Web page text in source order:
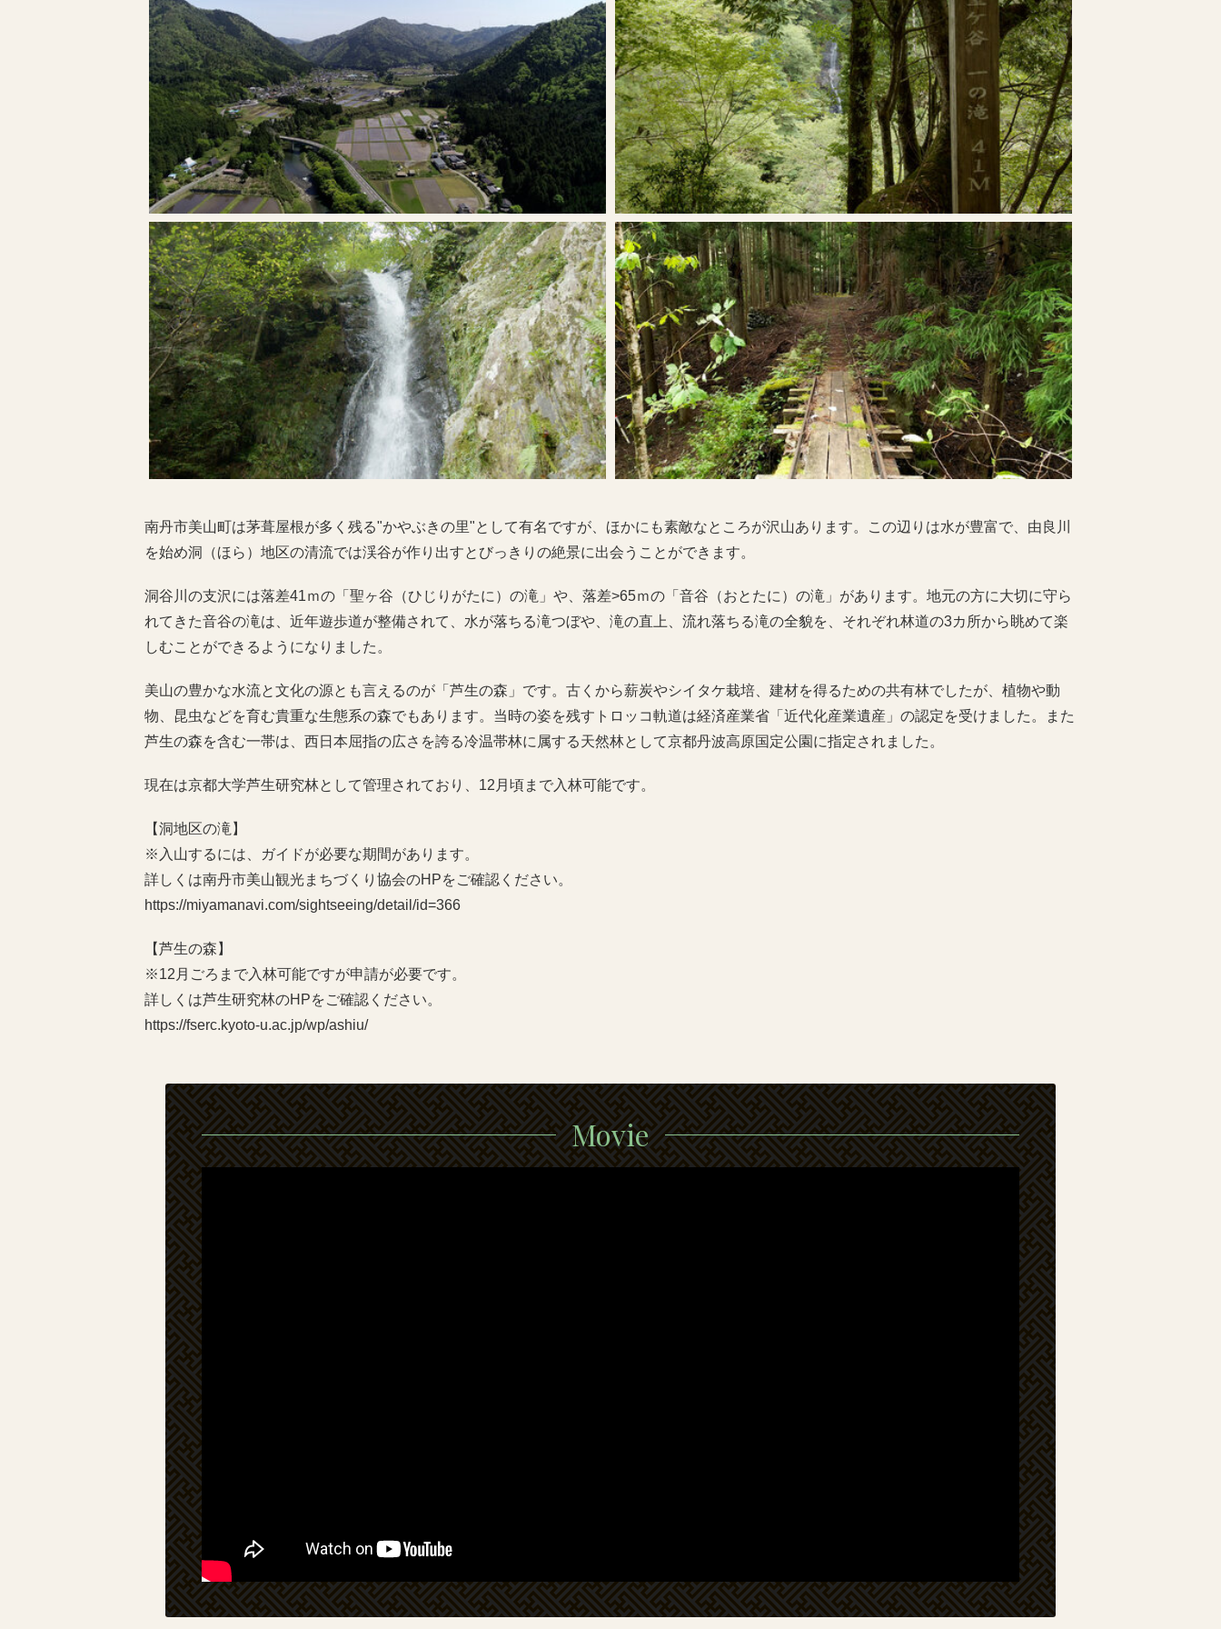
南丹市美山町は茅葺屋根が多く残る"かやぶきの里"として有名ですが、ほかにも素敵なところが沢山あります。この辺りは水が豊富で、由良川
を始め洞（ほら）地区の清流では渓谷が作り出すとびっきりの絶景に出会うことができます。
洞谷川の支沢には落差41ｍの「聖ヶ谷（ひじりがたに）の滝」や、落差>65ｍの「音谷（おとたに）の滝」があります。地元の方に大切に守ら
れてきた音谷の滝は、近年遊歩道が整備されて、水が落ちる滝つぼや、滝の直上、流れ落ちる滝の全貌を、それぞれ林道の3カ所から眺めて楽
しむことができるようになりました。
美山の豊かな水流と文化の源とも言えるのが「芦生の森」です。古くから薪炭やシイタケ栽培、建材を得るための共有林でしたが、植物や動
物、昆虫などを育む貴重な生態系の森でもあります。当時の姿を残すトロッコ軌道は経済産業省「近代化産業遺産」の認定を受けました。また
芦生の森を含む一帯は、西日本屈指の広さを誇る冷温帯林に属する天然林として京都丹波高原国定公園に指定されました。
現在は京都大学芦生研究林として管理されており、12月頃まで入林可能です。
【洞地区の滝】
※入山するには、ガイドが必要な期間があります。
詳しくは南丹市美山観光まちづくり協会のHPをご確認ください。
https://miyamanavi.com/sightseeing/detail/id=366
【芦生の森】
※12月ごろまで入林可能ですが申請が必要です。
詳しくは芦生研究林のHPをご確認ください。
https://fserc.kyoto-u.ac.jp/wp/ashiu/
Movie